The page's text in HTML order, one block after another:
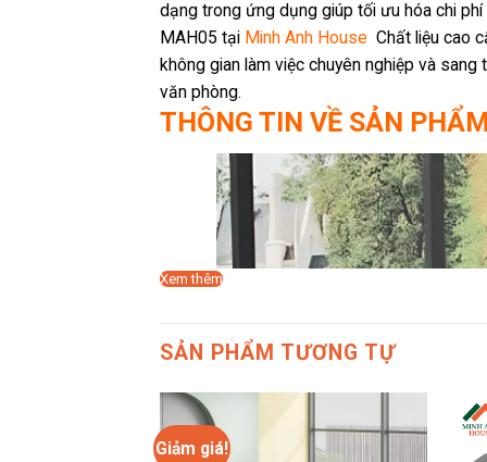
dạng trong ứng dụng giúp tối ưu hóa chi
MAH05 tại Minh Anh House Chất liệu cao
không gian làm việc chuyên nghiệp và
văn phòng.
THÔNG TIN VỀ SẢN
Xem thêm
SẢN PHẨM TƯƠNG TỰ
Giảm giá!